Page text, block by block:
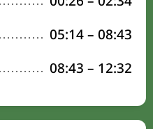
05:14– 08:43
08:43 – 12:32